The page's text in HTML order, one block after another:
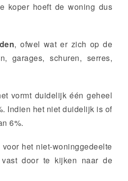
koper hoeft de woning dus
, ofwel wat er zich op de
garages, schuren, serres,
vormt duidelijk één geheel
Indien het niet duidelijk is of
6%.
het niet-woninggedeelte
door te kijken naar de